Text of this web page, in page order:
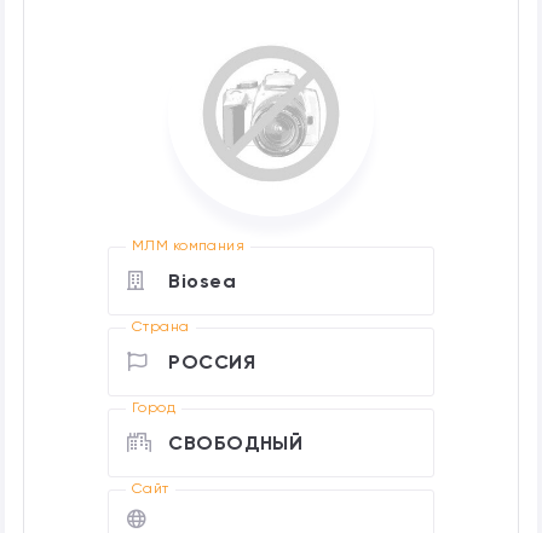
МЛМ компания
Biosea
Страна
РОССИЯ
Город
СВОБОДНЫЙ
Cайт